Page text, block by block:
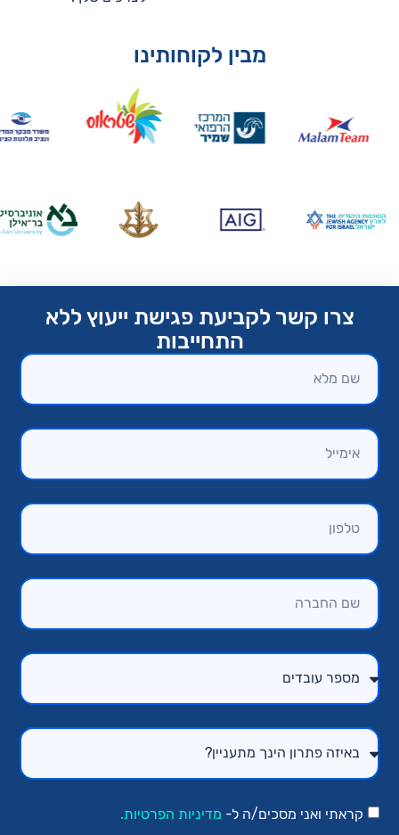
מבין לקוחותינו
צרו קשר לקביעת פגישת ייעוץ ללא
התחייבות​
קראתי ואני מסכים/ה ל- מדיניות הפרטיות.